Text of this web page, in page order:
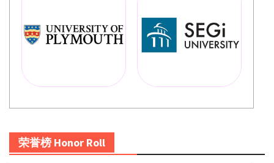
荣誉榜 Honor Roll